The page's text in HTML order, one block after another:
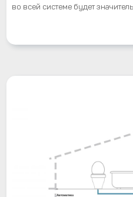
во всей системе будет